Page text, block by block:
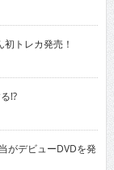
トレカ発売！
!?
がデビューDVDを発